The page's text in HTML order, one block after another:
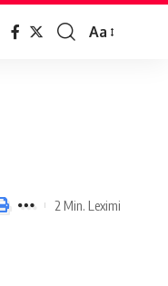
Aa
2 Min. Leximi